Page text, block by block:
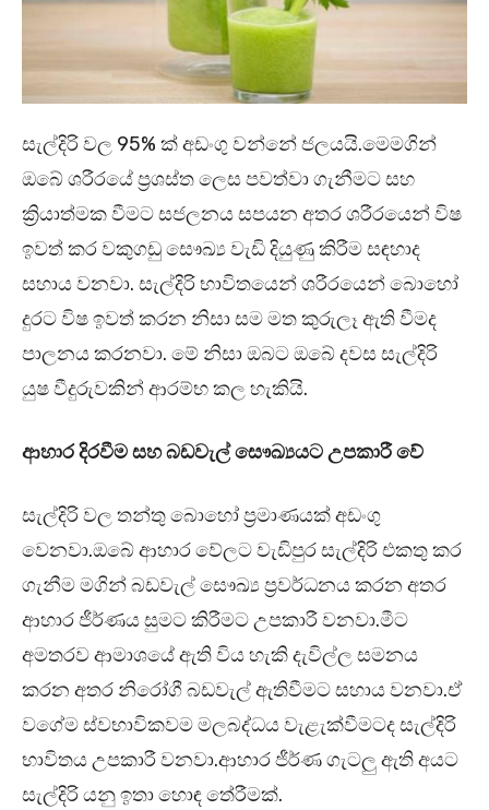
සැල්දිරි වල 95% ක් අඩංගු වන්නේ ජලයයි.මෙමගින්
ඔබේ ශරීරයේ ප්‍රශස්ත ලෙස පවත්වා ගැනීමට සහ
ක්‍රියාත්මක වීමට සජලනය සපයන අතර ශරීරයෙන් විෂ
ඉවත් කර වකුගඩු සෞඛ්‍ය වැඩි දියුණු කිරීම සඳහාද
සහාය වනවා. සැල්දිරි භාවිතයෙන් ශරීරයෙන් බොහෝ
දුරට විෂ ඉවත් කරන නිසා සම මත කුරුලෑ ඇති වීමද
පාලනය කරනවා. මේ නිසා ඔබට ඔබේ දවස සැල්දිරි
යුෂ වීදුරුවකින් ආරම්භ කල හැකියි.
ආහාර දිරවීම සහ බඩවැල් සෞඛ්‍යයට උපකාරී වේ
සැල්දිරි වල තන්තු බොහෝ ප්‍රමාණයක් අඩංගු
වෙනවා.ඔබේ ආහාර වේලට වැඩිපුර සැල්දිරි එකතු කර
ගැනීම මගින් බඩවැල් සෞඛ්‍ය ප්‍රවර්ධනය කරන අතර
ආහාර ජීර්ණය සුමට කිරීමට උපකාරී වනවා.මීට
අමතරව ආමාශයේ ඇති විය හැකි දැවිල්ල සමනය
කරන අතර නිරෝගී බඩවැල් ඇතිවීමට සහාය වනවා.ඒ
වගේම ස්වභාවිකවම මලබද්ධය වැළැක්වීමටද සැල්දිරි
භාවිතය උපකාරී වනවා.ආහාර ජීර්ණ ගැටලු ඇති අයට
සැල්දිරි යනු ඉතා හොඳ තේරීමක්.